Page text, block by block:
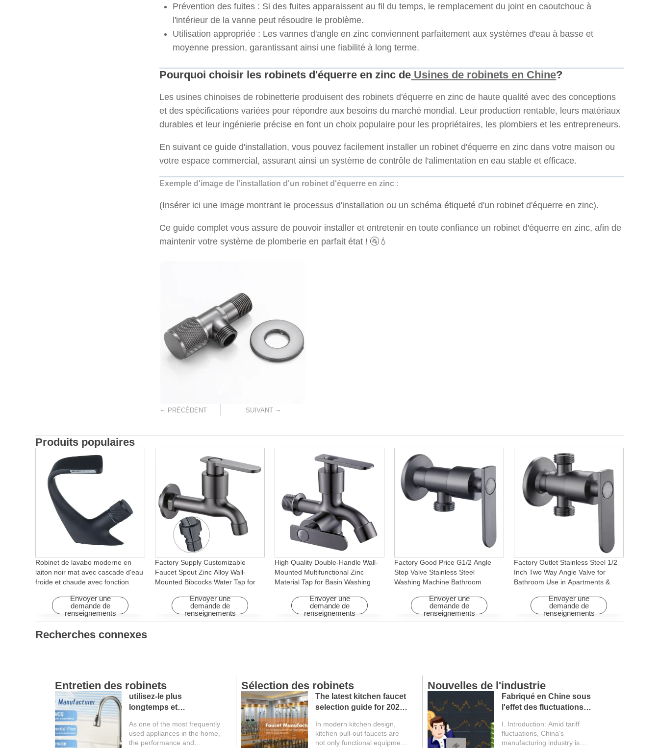
Prévention des fuites : Si des fuites apparaissent au fil du temps, le remplacement du joint en caoutchouc à
l'intérieur de la vanne peut résoudre le problème.
Utilisation appropriée : Les vannes d'angle en zinc conviennent parfaitement aux systèmes d'eau à basse et
moyenne pression, garantissant ainsi une fiabilité à long terme.
Pourquoi choisir les robinets d'équerre en zinc de Usines de robinets en Chine?
Les usines chinoises de robinetterie produisent des robinets d'équerre en zinc de haute qualité avec des conceptions
et des spécifications variées pour répondre aux besoins du marché mondial. Leur production rentable, leurs matériaux
durables et leur ingénierie précise en font un choix populaire pour les propriétaires, les plombiers et les entrepreneurs.
En suivant ce guide d'installation, vous pouvez facilement installer un robinet d'équerre en zinc dans votre maison ou
votre espace commercial, assurant ainsi un système de contrôle de l'alimentation en eau stable et efficace.
Exemple d'image de l'installation d'un robinet d'équerre en zinc :
(Insérer ici une image montrant le processus d'installation ou un schéma étiqueté d'un robinet d'équerre en zinc).
Ce guide complet vous assure de pouvoir installer et entretenir en toute confiance un robinet d'équerre en zinc, afin de
maintenir votre système de plomberie en parfait état ! 🚰💧
← PRÉCÉDENT SUIVANT →
Produits populaires
Robinet de lavabo moderne en
laiton noir mat avec cascade d'eau
froide et chaude avec fonction
appartementsEnvoyer une
demande de
renseignements
Factory Supply Customizable
Faucet Spout Zinc Alloy Wall-
Mounted Bibcocks Water Tap for
Envoyer une
demande de
renseignements
High Quality Double-Handle Wall-
Mounted Multifunctional Zinc
Material Tap for Basin Washing
Envoyer une
demande de
renseignements
Factory Good Price G1/2 Angle
Stop Valve Stainless Steel
Washing Machine Bathroom
Hotels
Envoyer une
demande de
renseignements
Factory Outlet Stainless Steel 1/2
Inch Two Way Angle Valve for
Bathroom Use in Apartments &
Envoyer une
demande de
renseignements
Recherches connexes
Salons de l'industrie
Une analyse complète
de la 137e foire de
les acheteurs étrangers
De nombreux clients
étrangers ont entendu parler
de la 137e Foire de Canton
Nouvelles de l'entreprise
Safety Upgraded:
YOROOW Faucets Pass
In February 2026, four single-
cold-water basin faucets from
professional faucet
Produits du robinet
Analyse détaillée du
processus de
de robinetterie
L'usine de robinets YOROOW
se consacre à la fabrication
de robinets de haute qualité.